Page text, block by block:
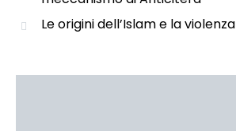
Le origini dell’Islam e la violenza